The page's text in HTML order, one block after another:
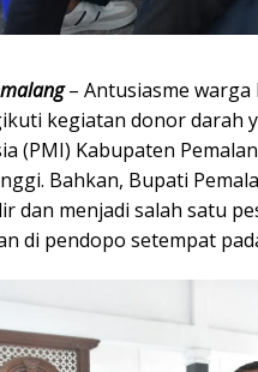
– Antusiasme warga
kegiatan donor darah
(PMI) Kabupaten
Bahkan, Bupati
dan menjadi salah satu
di pendopo setempat